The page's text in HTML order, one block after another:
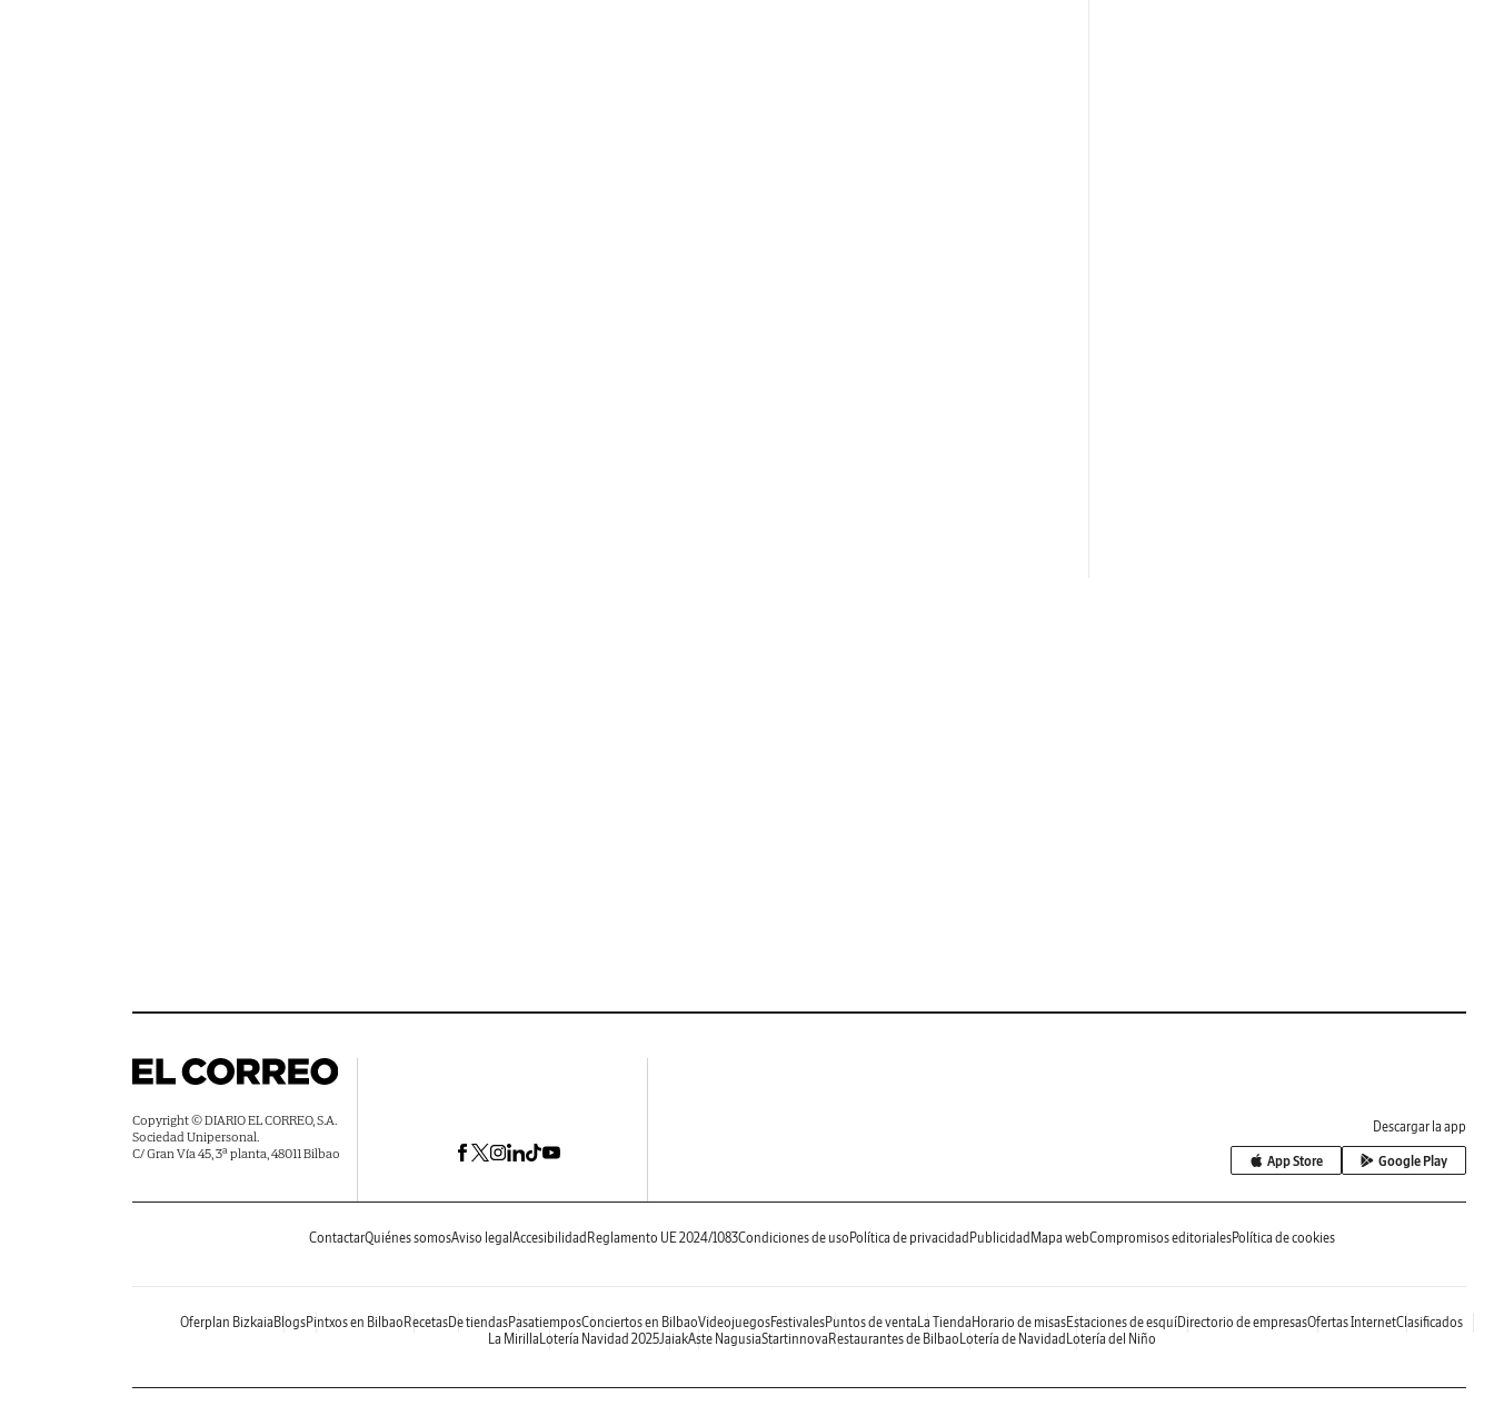
Copyright © DIARIO EL CORREO, S.A.
Sociedad Unipersonal.
C/ Gran Vía 45, 3ª planta, 48011 Bilbao
Descargar la app
App Store Google Play
ContactarQuiénes somosAviso legal Accesibilidad Reglamento UE 2024/1083Condiciones de uso Política de privacidad Publicidad Mapa webCompromisos editorialesPolítica de cookies
Oferplan Bizkaia BlogsPintxos en Bilbao RecetasDe tiendasPasatiemposConciertos en BilbaoVideojuegosFestivalesPuntos de venta La Tienda Horario de misasEstaciones de esquíDirectorio de empresasOfertas InternetClasificados
La Mirilla Lotería Navidad 2025JaiakAste NagusiaStartinnova Restaurantes de Bilbao Lotería de Navidad Lotería del Niño